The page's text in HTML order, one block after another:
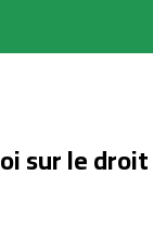
sur le